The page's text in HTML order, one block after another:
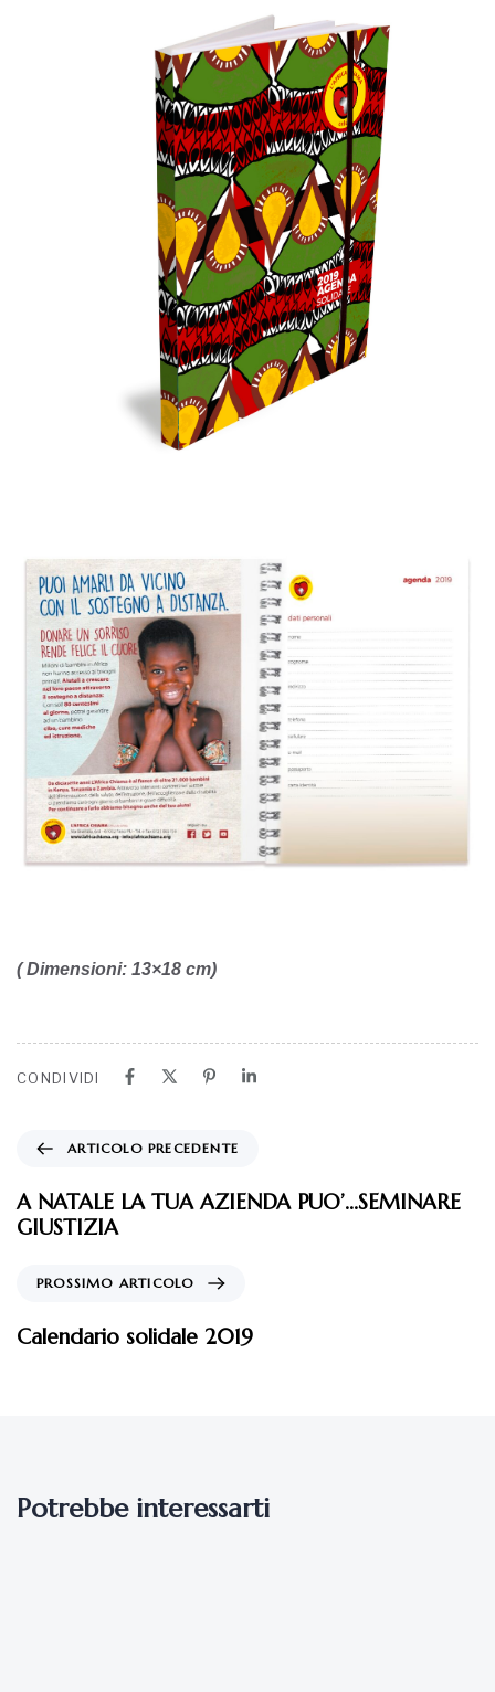
(Dimensioni: 13×18 cm)
CONDIVIDI
ARTICOLO PRECEDENTE
A NATALE LA TUA AZIENDA PUO’…SEMINARE
GIUSTIZIA
PROSSIMO ARTICOLO
Calendario solidale 2019
Potrebbe interessarti